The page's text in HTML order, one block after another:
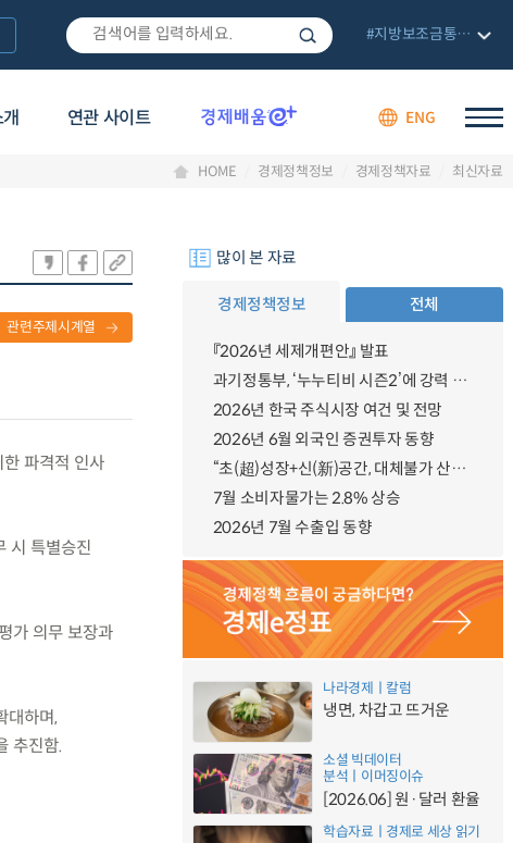
연관 사이트 ENG
#지방보조금통합관리망
HOME 경제정책정보 경제정책자료 최신자료
관련주제시계열
파격적 인사
시 특별승진
가 의무 보장과
대하며,
추진함.
많이 본 자료
경제정책정보 전체
『2026년 세제개편안』 발표
과기정통부, ‘누누티비 시즌2’에 강력 대응 의지 밝혀
2026년 한국 주식시장 여건 및 전망
2026년 6월 외국인 증권투자 동향
“초(超)성장+신(新)공간, 대체불가 산업강국”
7월 소비자물가는 2.8% 상승
2026년 7월 수출입 동향
나라경제ㅣ칼럼
냉면, 차갑고 뜨거운
소셜 빅데이터
분석ㅣ이머징이슈
[2026.06] 원·달러 환율
학습자료ㅣ경제로 세상 읽기